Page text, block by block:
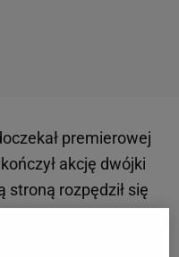
premierowej
akcję dwójki
stroną rozpędził się
do strzału z woleja z